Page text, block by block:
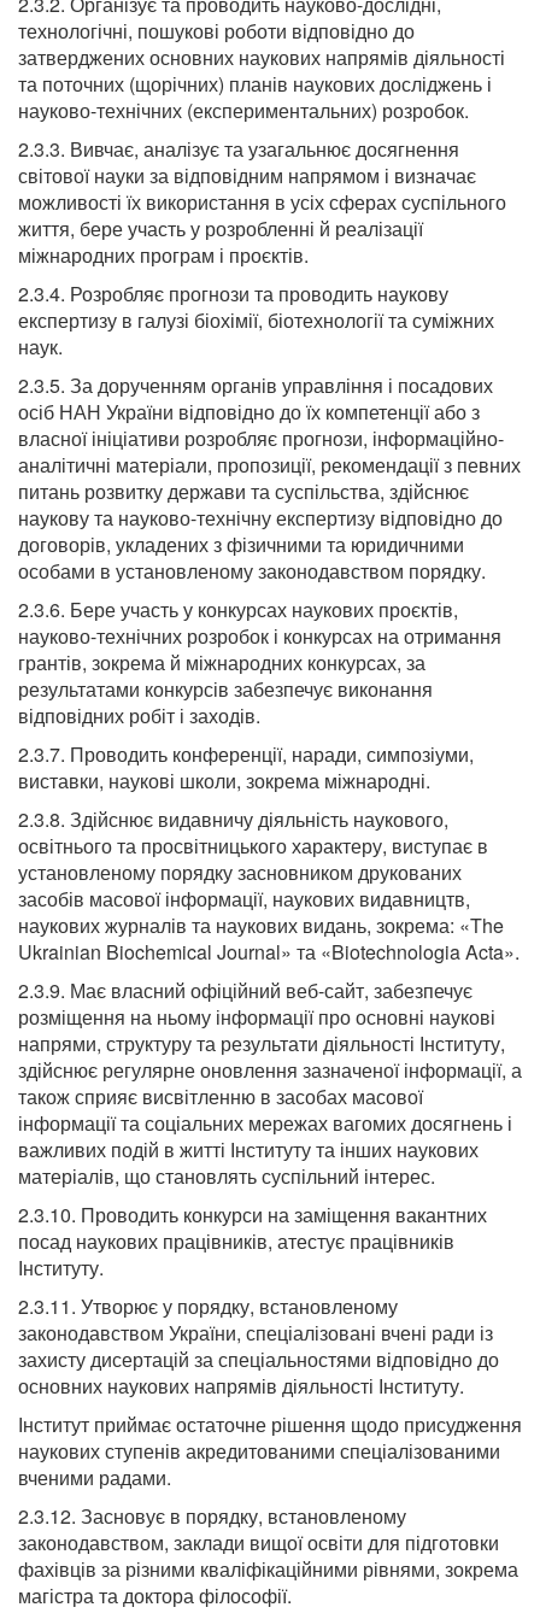
технологічні, пошукові роботи відповідно до
затверджених основних наукових напрямів діяльності
та поточних (щорічних) планів наукових досліджень і
науково-технічних (експериментальних) розробок.
2.3.3. Вивчає, аналізує та узагальнює досягнення
світової науки за відповідним напрямом і визначає
можливості їх використання в усіх сферах суспільного
життя, бере участь у розробленні й реалізації
міжнародних програм і проєктів.
2.3.4. Розробляє прогнози та проводить наукову
експертизу в галузі біохімії, біотехнології та суміжних
наук.
2.3.5. За дорученням органів управління і посадових
осіб НАН України відповідно до їх компетенції або з
власної ініціативи розробляє прогнози, інформаційно-
аналітичні матеріали, пропозиції, рекомендації з певних
питань розвитку держави та суспільства, здійснює
наукову та науково-технічну експертизу відповідно до
договорів, укладених з фізичними та юридичними
особами в установленому законодавством порядку.
2.3.6. Бере участь у конкурсах наукових проєктів,
науково-технічних розробок і конкурсах на отримання
грантів, зокрема й міжнародних конкурсах, за
результатами конкурсів забезпечує виконання
відповідних робіт і заходів.
2.3.7. Проводить конференції, наради, симпозіуми,
виставки, наукові школи, зокрема міжнародні.
2.3.8. Здійснює видавничу діяльність наукового,
освітнього та просвітницького характеру, виступає в
установленому порядку засновником друкованих
засобів масової інформації, наукових видавництв,
наукових журналів та наукових видань, зокрема: «The
Ukrainian Biochemical Journal» та «Biotechnologia Acta».
2.3.9. Має власний офіційний веб-сайт, забезпечує
розміщення на ньому інформації про основні наукові
напрями, структуру та результати діяльності Інституту,
здійснює регулярне оновлення зазначеної інформації, а
також сприяє висвітленню в засобах масової
інформації та соціальних мережах вагомих досягнень і
важливих подій в житті Інституту та інших наукових
матеріалів, що становлять суспільний інтерес.
2.3.10. Проводить конкурси на заміщення вакантних
посад наукових працівників, атестує працівників
Інституту.
2.3.11. Утворює у порядку, встановленому
законодавством України, спеціалізовані вчені ради із
захисту дисертацій за спеціальностями відповідно до
основних наукових напрямів діяльності Інституту.
Інститут приймає остаточне рішення щодо присудження
наукових ступенів акредитованими спеціалізованими
вченими радами.
2.3.12. Засновує в порядку, встановленому
законодавством, заклади вищої освіти для підготовки
фахівців за різними кваліфікаційними рівнями, зокрема
магістра та доктора філософії.